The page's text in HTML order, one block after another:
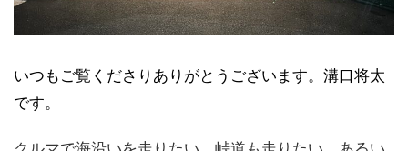
いつもご覧くださりありがとうございます。溝口将太
です。